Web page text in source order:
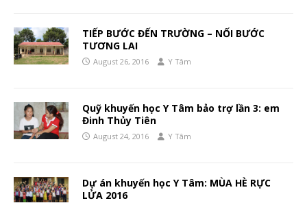
TIẾP BƯỚC ĐẾN TRƯỜNG – NỐI BƯỚC
TƯƠNG LAI
August 26, 2016 Y Tâm
Quỹ khuyến học Y Tâm bảo trợ lần 3: em
Đinh Thủy Tiên
August 24, 2016 Y Tâm
Dự án khuyến học Y Tâm: MÙA HÈ RỰC
LỬA 2016